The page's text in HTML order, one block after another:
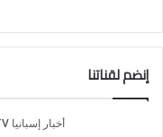
إنضم لقناتنا